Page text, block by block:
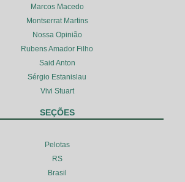
Marcos Macedo
Montserrat Martins
Nossa Opinião
Rubens Amador Filho
Said Anton
Sérgio Estanislau
Vivi Stuart
SEÇÕES
Pelotas
RS
Brasil